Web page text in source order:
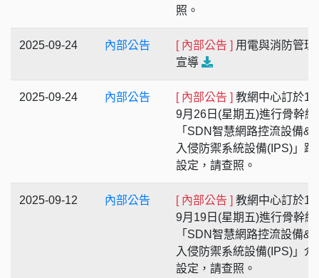
照。
2025-09-24 內部公告 [ 內部公告 ] 用電與消防管理
宣導
2025-09-24 內部公告 [ 內部公告 ] 教網中心訂於
9月26日(星期五)進行骨幹網
「SDN智慧網路控流設備
入侵防禦系統設備(IPS)」跳
設定，請查照。
2025-09-12 內部公告 [ 內部公告 ] 教網中心訂於
9月19日(星期五)進行骨幹網
「SDN智慧網路控流設備
入侵防禦系統設備(IPS)」介
設定，請查照。